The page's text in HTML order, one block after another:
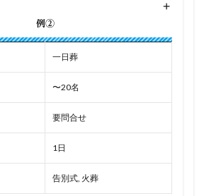
+
例②
一日葬
〜20名
要問合せ
1日
告別式, 火葬